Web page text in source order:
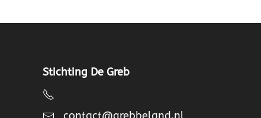
Stichting De Greb